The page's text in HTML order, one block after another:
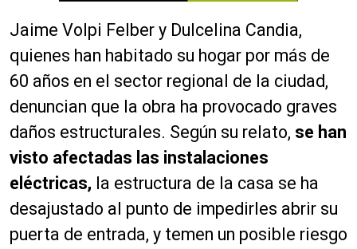
Jaime Volpi Felber y Dulcelina Candia,
quienes han habitado su hogar por más de
60 años en el sector regional de la ciudad,
denuncian que la obra ha provocado graves
daños estructurales. Según su relato, se han
visto afectadas las instalaciones
eléctricas, la estructura de la casa se ha
desajustado al punto de impedirles abrir su
puerta de entrada, y temen un posible riesgo